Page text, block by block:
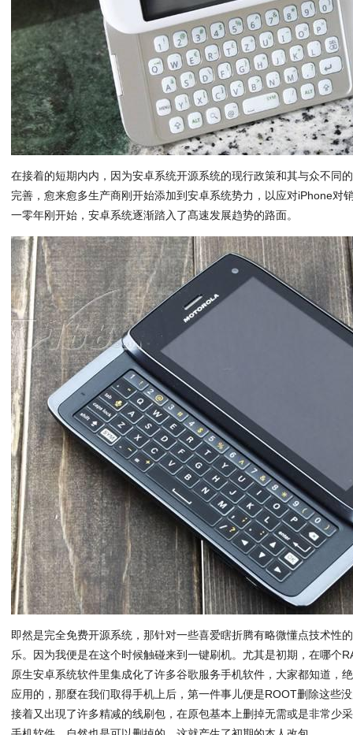
在接着的短期内内，因为安卓系统开源系统的现行政策和其与众不同
完善，愈来愈多生产商刚开始添加到安卓系统势力，以应对iPhone对
一零年刚开始，安卓系统逐渐踏入了髙速发展趋势的路面。
即然是完全免费开源系统，那针对一些喜爱瞎折腾有略微懂点技术性
乐。因为我便是在这个时候触碰来到一键刷机。尤其是初期，在哪个
原生安卓系统软件里集成化了许多谷歌服务手机软件，大家都知道，
应用的，那麼在我们取得手机上后，第一件事儿便是ROOT删除这些
接着又出現了许多精减的线刷包，在原包基本上删掉无需或是非常少